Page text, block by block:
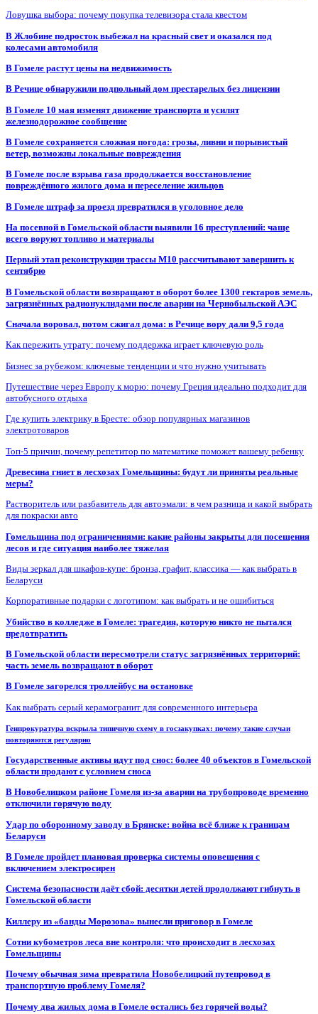
Ловушка выбора: почему покупка телевизора стала квестом
В Жлобине подросток выбежал на красный свет и оказался под
колесами автомобиля
В Гомеле растут цены на недвижимость
В Речице обнаружили подпольный дом престарелых без лицензии
В Гомеле 10 мая изменят движение транспорта и усилят
железнодорожное сообщение
В Гомеле сохраняется сложная погода: грозы, ливни и порывистый
ветер, возможны локальные повреждения
В Гомеле после взрыва газа продолжается восстановление
повреждённого жилого дома и переселение жильцов
В Гомеле штраф за проезд превратился в уголовное дело
На посевной в Гомельской области выявили 16 преступлений: чаще
всего воруют топливо и материалы
Первый этап реконструкции трассы М10 рассчитывают завершить к
сентябрю
В Гомельской области возвращают в оборот более 1300 гектаров земель,
загрязнённых радионуклидами после аварии на Чернобыльской АЭС
Сначала воровал, потом сжигал дома: в Речице вору дали 9,5 года
Как пережить утрату: почему поддержка играет ключевую роль
Бизнес за рубежом: ключевые тенденции и что нужно учитывать
Путешествие через Европу к морю: почему Греция идеально подходит для
автобусного отдыха
Где купить электрику в Бресте: обзор популярных магазинов
электротоваров
Топ-5 причин, почему репетитор по математике поможет вашему ребенку
Древесина гниет в лесхозах Гомельщины: будут ли приняты реальные
меры?
Растворитель или разбавитель для автоэмали: в чем разница и какой выбрать
для покраски авто
Гомельщина под ограничениями: какие районы закрыты для посещения
лесов и где ситуация наиболее тяжелая
Виды зеркал для шкафов-купе: бронза, графит, классика — как выбрать в
Беларуси
Корпоративные подарки с логотипом: как выбрать и не ошибиться
Убийство в колледже в Гомеле: трагедия, которую никто не пытался
предотвратить
В Гомельской области пересмотрели статус загрязнённых территорий:
часть земель возвращают в оборот
В Гомеле загорелся троллейбус на остановке
Как выбрать серый керамогранит для современного интерьера
Генпрокуратура вскрыла типичную схему в госзакупках: почему такие случаи
повторяются регулярно
Государственные активы идут под снос: более 40 объектов в Гомельской
области продают с условием сноса
В Новобелицком районе Гомеля из-за аварии на трубопроводе временно
отключили горячую воду
Удар по оборонному заводу в Брянске: война всё ближе к границам
Беларуси
В Гомеле пройдет плановая проверка системы оповещения с
включением электросирен
Система безопасности даёт сбой: десятки детей продолжают гибнуть в
Гомельской области
Киллеру из «банды Морозова» вынесли приговор в Гомеле
Сотни кубометров леса вне контроля: что происходит в лесхозах
Гомельщины
Почему обычная зима превратила Новобелицкий путепровод в
транспортную проблему Гомеля?
Почему два жилых дома в Гомеле остались без горячей воды?